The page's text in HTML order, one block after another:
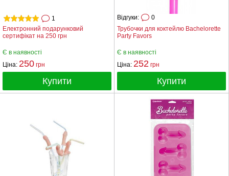
Електронний подарунковий
сертифікат на 250 грн
1
Є в наявності
Ціна: 250 грн
Купити
Трубочки для коктейлю Bachelorette
Party Favors
Відгуки: 0
Є в наявності
Ціна: 252 грн
Купити